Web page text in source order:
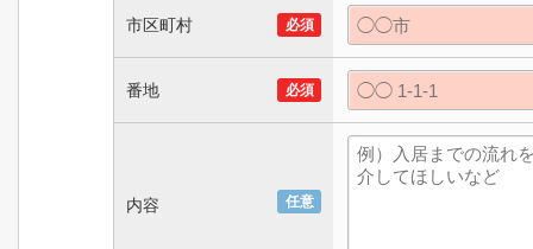
市区町村 必須
番地 必須
内容 任意